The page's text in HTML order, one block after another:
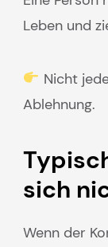
Leben und
Nicht
Ablehnung.
sich
Wenn der